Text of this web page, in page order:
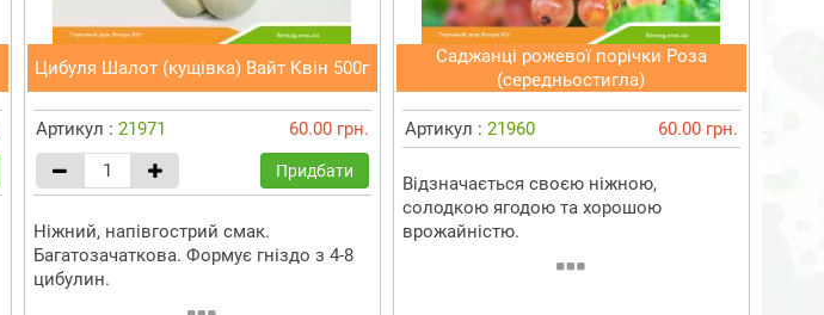
Цибуля Шалот (кущівка) Вайт Квін 500г
Артикул : 21971 60.00 грн.
Придбати
Ніжний, напівгострий смак.
Багатозачаткова. Формує гніздо з 4-8
цибулин.
Саджанці рожевої порічки Роза
(середньостигла)
Артикул : 21960 60.00 грн.
Відзначається своєю ніжною,
солодкою ягодою та хорошою
врожайністю.